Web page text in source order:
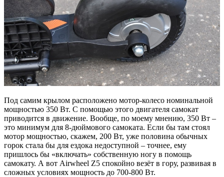
Под самим крылом расположено мотор-колесо номинальной
мощностью 350 Вт. С помощью этого двигателя самокат
приводится в движение. Вообще, по моему мнению, 350 Вт –
это минимум для 8-дюймового самоката. Если бы там стоял
мотор мощностью, скажем, 200 Вт, уже половина обычных
горок стала бы для ездока недоступной – точнее, ему
пришлось бы «включать» собственную ногу в помощь
самокату. А вот Airwheel Z5 спокойно везёт в гору, развивая в
сложных условиях мощность до 700-800 Вт.